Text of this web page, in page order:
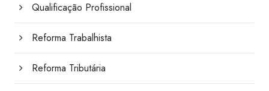
Qualificação Profissional
Reforma Trabalhista
Reforma Tributária